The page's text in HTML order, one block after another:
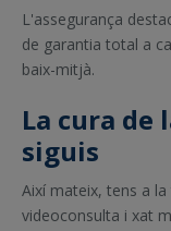
L'assegurança
de garantia total a
baix-mitjà.
La cura de
siguis
Així mateix, tens a
videoconsulta i xat